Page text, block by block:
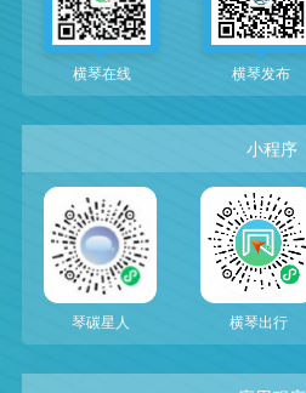
横琴在线 横琴发布
小程序
琴碳星人 横琴出行